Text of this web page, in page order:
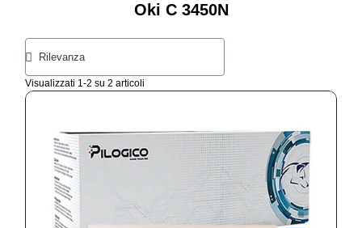
Oki C 3450N
Visualizzati 1-2 su 2 articoli